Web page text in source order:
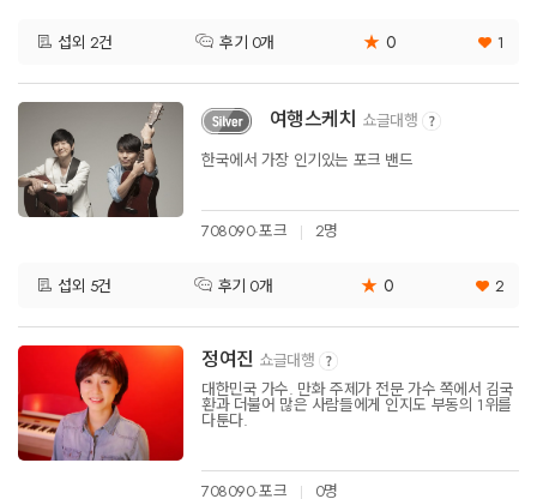
섭외 2건 후기 0개 ★ 0 1
여행스케치 쇼글대행
한국에서 가장 인기있는 포크 밴드
708090·포크 2명
섭외 5건 후기 0개 ★ 0 2
정여진 쇼글대행
대한민국 가수. 만화 주제가 전문 가수 쪽에서 김국
환과 더불어 많은 사람들에게 인지도 부동의 1위를
다툰다.
708090·포크 0명